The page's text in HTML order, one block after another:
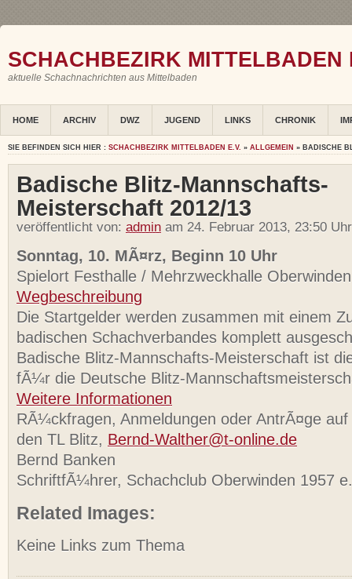
SCHACHBEZIRK MITTELBADEN
aktuelle Schachnachrichten aus Mittelbaden
HOME ARCHIV DWZ JUGEND LINKS CHRONIK
SIE BEFINDEN SICH HIER : SCHACHBEZIRK MITTELBADEN E.V. » ALLGEMEIN » BADISCHE
Badische Blitz-Mannschafts-
Meisterschaft 2012/13
veröffentlicht von: admin am 24. Februar 2013, 23:50
Sonntag, 10. MÃ¤rz, Beginn 10 Uhr
Spielort Festhalle / Mehrzweckhalle Oberwinden
Wegbeschreibung
Die Startgelder werden zusammen mit einem
badischen Schachverbandes komplett
Badische Blitz-Mannschafts-Meisterschaft ist
fÃ¼r die Deutsche Blitz-
Weitere Informationen
RÃ¼ckfragen, Anmeldungen oder AntrÃ¤ge
den TL Blitz, Bernd-Walther@t-online.de
Bernd Banken
SchriftfÃ¼hrer, Schachclub Oberwinden 1957
Related Images:
Keine Links zum Thema